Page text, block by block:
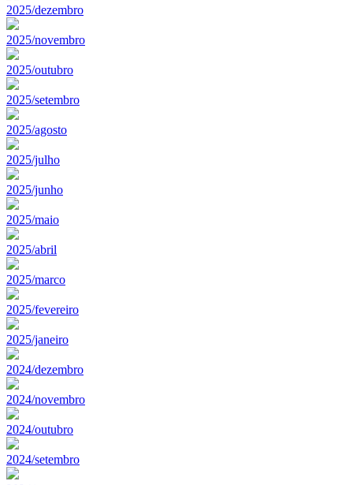
2025/dezembro
2025/novembro
2025/outubro
2025/setembro
2025/agosto
2025/julho
2025/junho
2025/maio
2025/abril
2025/marco
2025/fevereiro
2025/janeiro
2024/dezembro
2024/novembro
2024/outubro
2024/setembro